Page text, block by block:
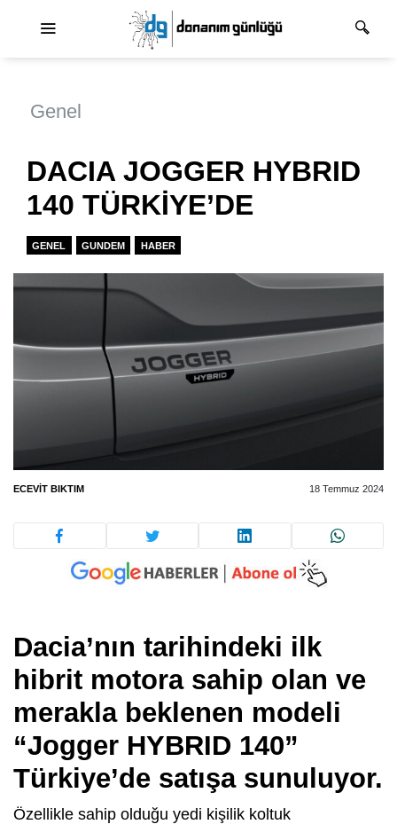
Genel
DACIA JOGGER HYBRID
140 TÜRKİYE’DE
GENEL GUNDEM HABER
ECEVIT BIKTIM 18 Temmuz 2024
Dacia’nın tarihindeki ilk
hibrit motora sahip olan ve
merakla beklenen modeli
“Jogger HYBRID 140”
Türkiye’de satışa sunuluyor.
Özellikle sahip olduğu yedi kişilik koltuk